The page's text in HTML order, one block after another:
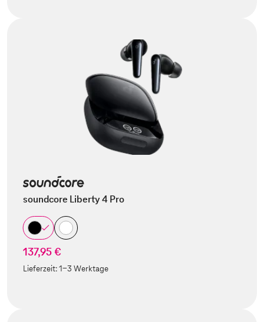
soundcore Liberty 4 Pro
137,95 €
Lieferzeit:1-3 Werktage